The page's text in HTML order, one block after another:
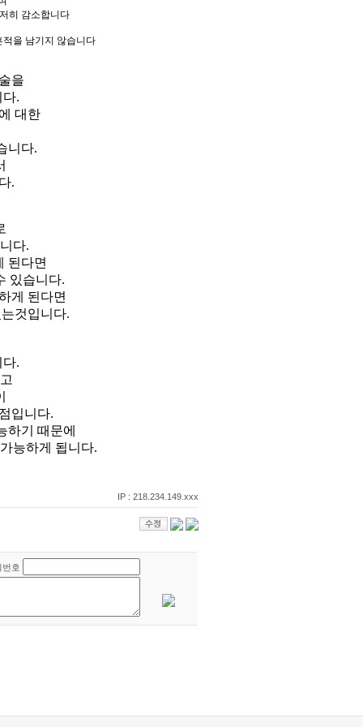
히 감소합니다
을 남기지 않습니다
을
.
대한
니다.
.
다.
된다면
있습니다.
게 된다면
것입니다.
.
입니다.
하기 때문에
능하게 됩니다.
IP : 218.234.149.xxx
번호